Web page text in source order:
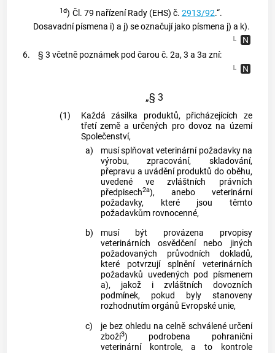
1d) Čl. 79 nařízení Rady (EHS) č. 2913/92.“.
Dosavadní písmena i) a j) se označují jako písmena j) a k).
6. § 3 včetně poznámek pod čarou č. 2a, 3 a 3a zní:
„§ 3
(1)
Každá zásilka produktů, přicházejících ze
třetí země a určených pro dovoz na území
Společenství,
a)
musí splňovat veterinární požadavky na
výrobu, zpracování, skladování,
přepravu a uvádění produktů do oběhu,
uvedené ve zvláštních právních
předpisech2a), anebo veterinární
požadavky, které jsou těmto
požadavkům rovnocenné,
b)
musí být provázena prvopisy
veterinárních osvědčení nebo jiných
požadovaných průvodních dokladů,
které potvrzují splnění veterinárních
požadavků uvedených pod písmenem
a), jakož i zvláštních dovozních
podmínek, pokud byly stanoveny
rozhodnutím orgánů Evropské unie,
c)
je bez ohledu na celně schválené určení
zboží3) podrobena pohraniční
veterinární kontrole, a to kontrole